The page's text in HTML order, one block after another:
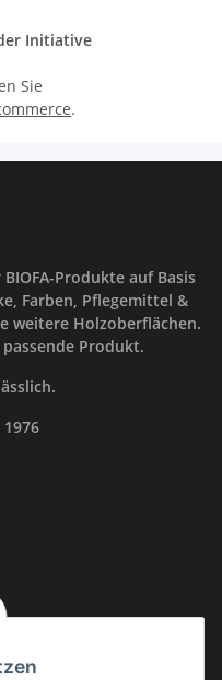
Initiative
Sie
.
Produkte auf Basis
Farben, Pflegemittel &
weitere Holzoberflächen.
Produkt.